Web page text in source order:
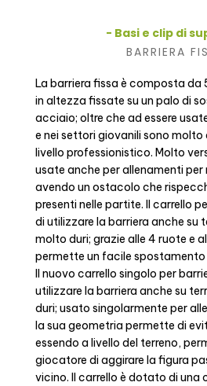
- Basi e clip di
BARRIERA
La barriera fissa è composta da
in altezza fissate su un palo di
acciaio; oltre che ad essere
e nei settori giovanili sono
livello professionistico. Molto
usate anche per allenamenti per
avendo un ostacolo che
presenti nelle partite. Il carrello
di utilizzare la barriera anche su
molto duri; grazie alle 4 ruote e
permette un facile spostamento
Il nuovo carrello singolo per
utilizzare la barriera anche su
duri; usato singolarmente per
la sua geometria permette di
essendo a livello del terreno,
giocatore di aggirare la figura
vicino. Il carrello è dotato di una